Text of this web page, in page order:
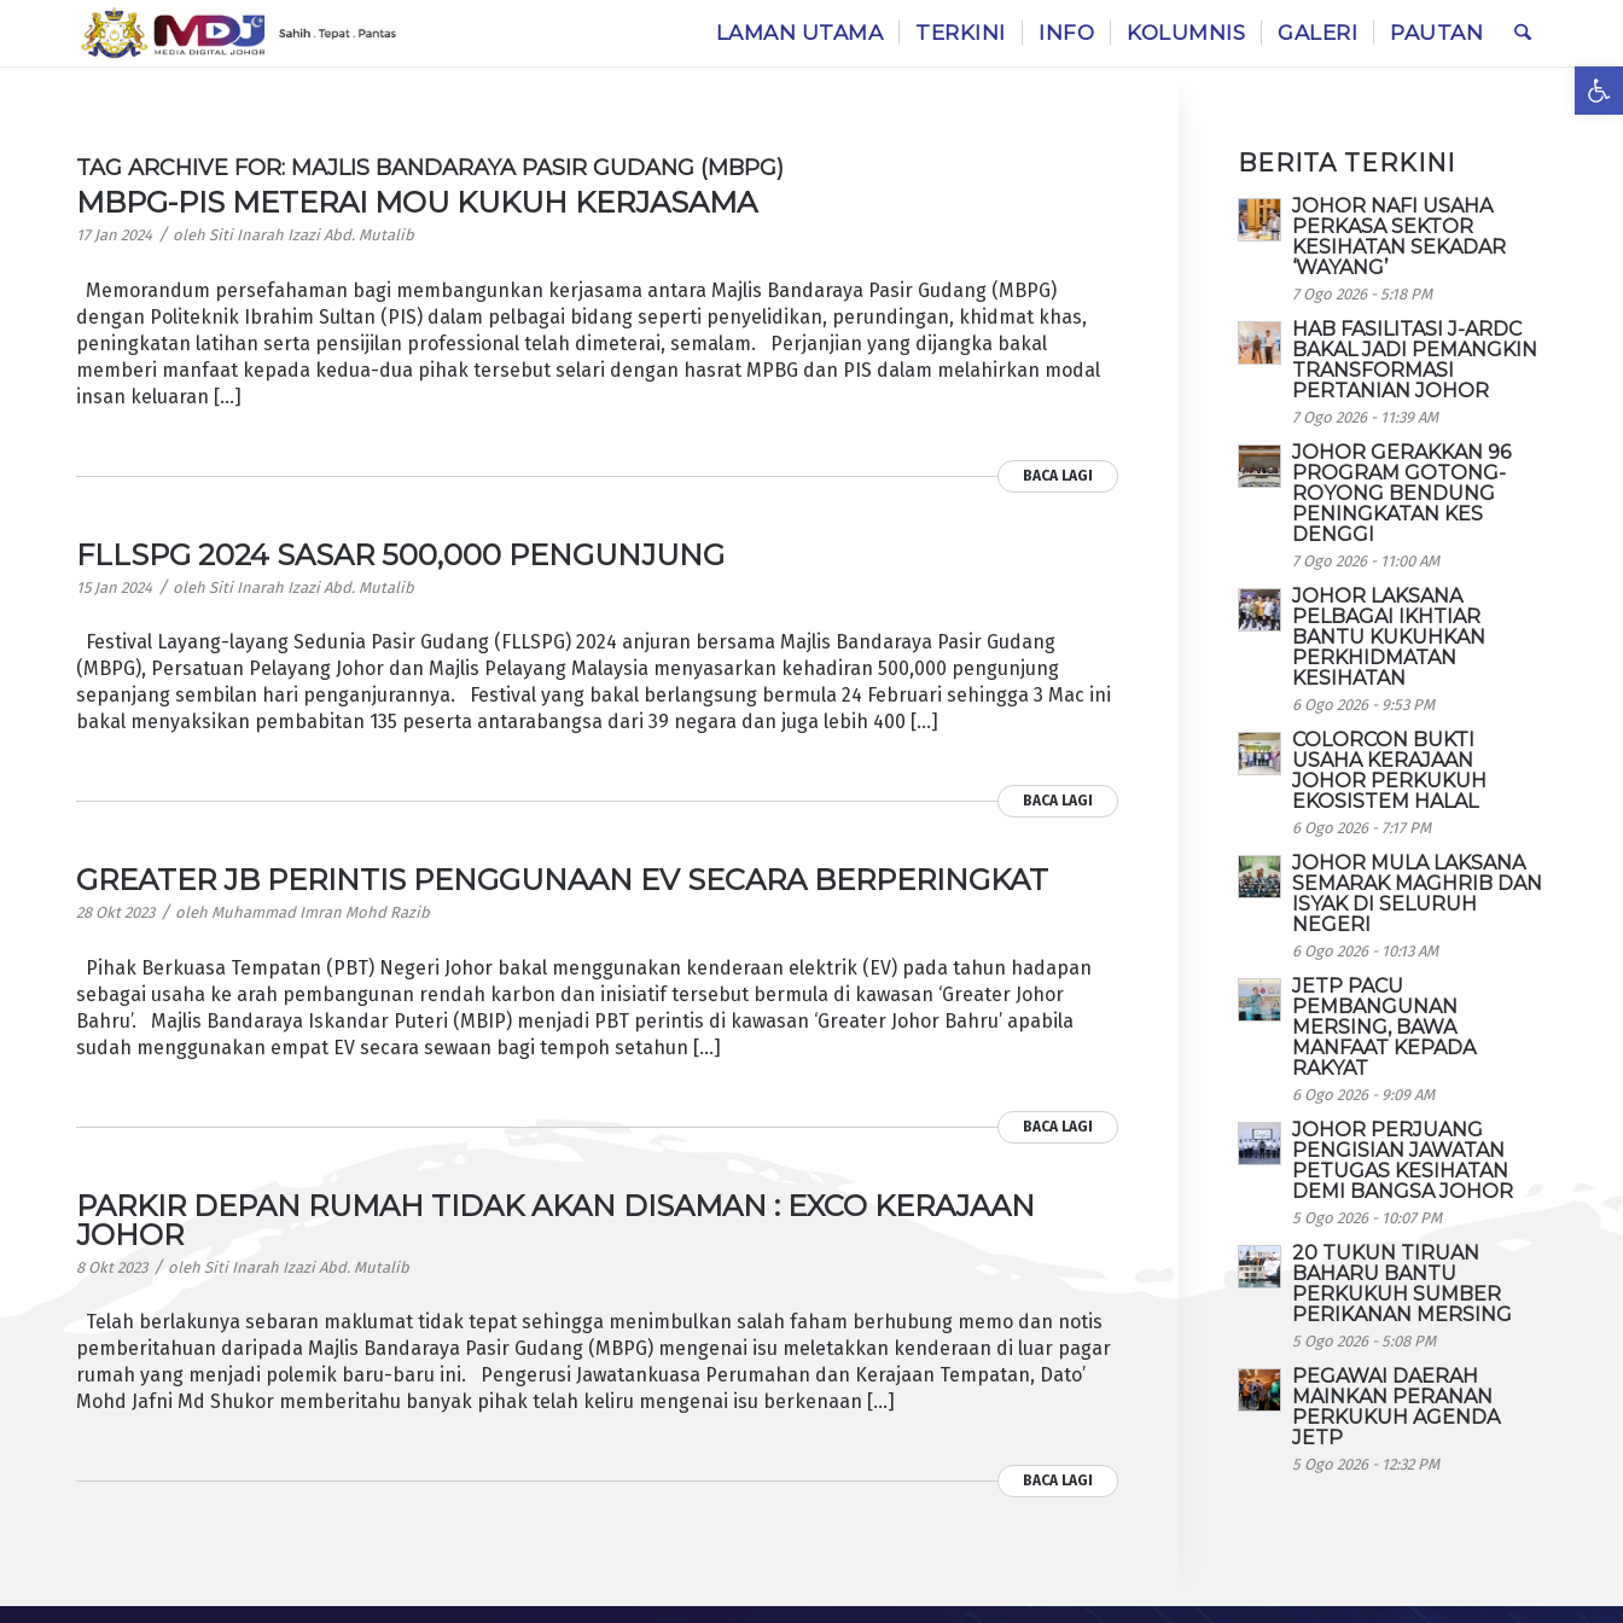
LAMAN UTAMA TERKINI INFO KOLUMNIS GALERI PAUTAN
TAG ARCHIVE FOR: MAJLIS BANDARAYA PASIR GUDANG (MBPG)
MBPG-PIS METERAI MOU KUKUH KERJASAMA
17 Jan 2024 / oleh Siti Inarah Izazi Abd. Mutalib
Memorandum persefahaman bagi membangunkan kerjasama antara Majlis Bandaraya Pasir Gudang (MBPG)
dengan Politeknik Ibrahim Sultan (PIS) dalam pelbagai bidang seperti penyelidikan, perundingan, khidmat khas,
peningkatan latihan serta pensijilan professional telah dimeterai, semalam. Perjanjian yang dijangka bakal
memberi manfaat kepada kedua-dua pihak tersebut selari dengan hasrat MPBG dan PIS dalam melahirkan modal
insan keluaran […]
BACA LAGI
FLLSPG 2024 SASAR 500,000 PENGUNJUNG
15 Jan 2024 / oleh Siti Inarah Izazi Abd. Mutalib
Festival Layang-layang Sedunia Pasir Gudang (FLLSPG) 2024 anjuran bersama Majlis Bandaraya Pasir Gudang
(MBPG), Persatuan Pelayang Johor dan Majlis Pelayang Malaysia menyasarkan kehadiran 500,000 pengunjung
sepanjang sembilan hari penganjurannya. Festival yang bakal berlangsung bermula 24 Februari sehingga 3 Mac ini
bakal menyaksikan pembabitan 135 peserta antarabangsa dari 39 negara dan juga lebih 400 […]
BACA LAGI
GREATER JB PERINTIS PENGGUNAAN EV SECARA BERPERINGKAT
28 Okt 2023 / oleh Muhammad Imran Mohd Razib
Pihak Berkuasa Tempatan (PBT) Negeri Johor bakal menggunakan kenderaan elektrik (EV) pada tahun hadapan
sebagai usaha ke arah pembangunan rendah karbon dan inisiatif tersebut bermula di kawasan ‘Greater Johor
Bahru’. Majlis Bandaraya Iskandar Puteri (MBIP) menjadi PBT perintis di kawasan ‘Greater Johor Bahru’ apabila
sudah menggunakan empat EV secara sewaan bagi tempoh setahun […]
BACA LAGI
PARKIR DEPAN RUMAH TIDAK AKAN DISAMAN : EXCO KERAJAAN
JOHOR
8 Okt 2023 / oleh Siti Inarah Izazi Abd. Mutalib
Telah berlakunya sebaran maklumat tidak tepat sehingga menimbulkan salah faham berhubung memo dan notis
pemberitahuan daripada Majlis Bandaraya Pasir Gudang (MBPG) mengenai isu meletakkan kenderaan di luar pagar
rumah yang menjadi polemik baru-baru ini. Pengerusi Jawatankuasa Perumahan dan Kerajaan Tempatan, Dato’
Mohd Jafni Md Shukor memberitahu banyak pihak telah keliru mengenai isu berkenaan […]
BACA LAGI
BERITA TERKINI
JOHOR NAFI USAHA
PERKASA SEKTOR
KESIHATAN SEKADAR
‘WAYANG’
7 Ogo 2026 - 5:18 PM
HAB FASILITASI J-ARDC
BAKAL JADI PEMANGKIN
TRANSFORMASI
PERTANIAN JOHOR
7 Ogo 2026 - 11:39 AM
JOHOR GERAKKAN 96
PROGRAM GOTONG-
ROYONG BENDUNG
PENINGKATAN KES
DENGGI
7 Ogo 2026 - 11:00 AM
JOHOR LAKSANA
PELBAGAI IKHTIAR
BANTU KUKUHKAN
PERKHIDMATAN
KESIHATAN
6 Ogo 2026 - 9:53 PM
COLORCON BUKTI
USAHA KERAJAAN
JOHOR PERKUKUH
EKOSISTEM HALAL
6 Ogo 2026 - 7:17 PM
JOHOR MULA LAKSANA
SEMARAK MAGHRIB DAN
ISYAK DI SELURUH
NEGERI
6 Ogo 2026 - 10:13 AM
JETP PACU
PEMBANGUNAN
MERSING, BAWA
MANFAAT KEPADA
RAKYAT
6 Ogo 2026 - 9:09 AM
JOHOR PERJUANG
PENGISIAN JAWATAN
PETUGAS KESIHATAN
DEMI BANGSA JOHOR
5 Ogo 2026 - 10:07 PM
20 TUKUN TIRUAN
BAHARU BANTU
PERKUKUH SUMBER
PERIKANAN MERSING
5 Ogo 2026 - 5:08 PM
PEGAWAI DAERAH
MAINKAN PERANAN
PERKUKUH AGENDA
JETP
5 Ogo 2026 - 12:32 PM